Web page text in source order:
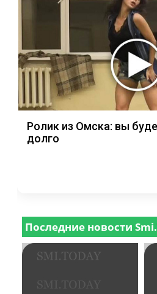
Ролик из Омска: вы
долго